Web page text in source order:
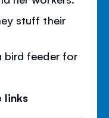
stuff their
bird feeder for
links